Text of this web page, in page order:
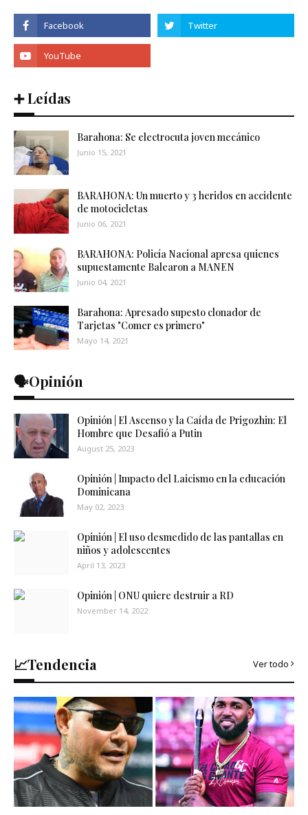
➕ Leídas
Barahona: Se electrocuta joven mecánico
Junio 15, 2021
BARAHONA: Un muerto y 3 heridos en accidente
de motocicletas
Junio 06, 2021
BARAHONA: Policía Nacional apresa quienes
supuestamente Balearon a MANEN
Junio 04, 2021
Barahona: Apresado supesto clonador de
Tarjetas "Comer es primero"
Mayo 14, 2021
🗣️Opinión
Opinión | El Ascenso y la Caída de Prigozhin: El
Hombre que Desafió a Putin
August 25, 2023
Opinión | Impacto del Laicismo en la educación
Dominicana
May 02, 2023
Opinión | El uso desmedido de las pantallas en
niños y adolescentes
April 13, 2023
Opinión | ONU quiere destruir a RD
November 14, 2022
📈Tendencia Ver todo